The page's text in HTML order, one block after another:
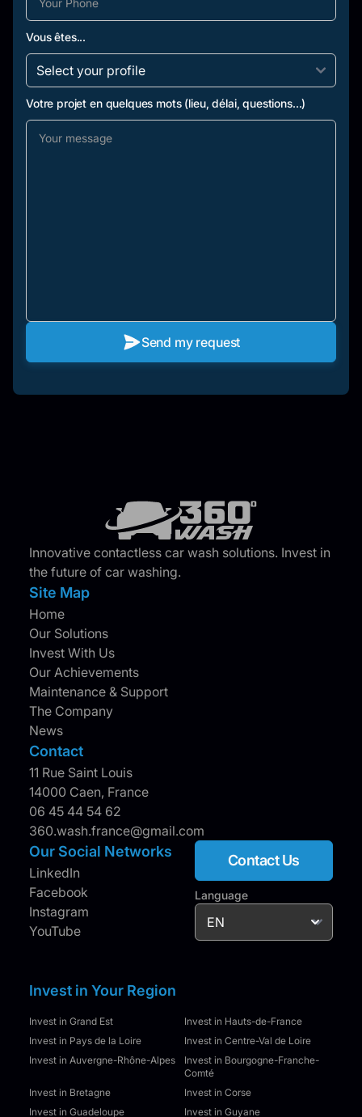
Vous êtes...
Votre projet en quelques mots (lieu, délai, questions...)
Send my request
Innovative contactless car wash solutions. Invest in
the future of car washing.
Site Map
Home
Our Solutions
Invest With Us
Our Achievements
Maintenance & Support
The Company
News
Contact
11 Rue Saint Louis
14000 Caen, France
06 45 44 54 62
360.wash.france@gmail.com
Our Social Networks
LinkedIn
Facebook
Instagram
YouTube
Contact Us
Language
Invest in Your Region
Invest in Grand Est
Invest in Hauts-de-France
Invest in Pays de la Loire
Invest in Centre-Val de Loire
Invest in Auvergne-Rhône-Alpes
Invest in Bourgogne-Franche-
Comté
Invest in Bretagne
Invest in Corse
Invest in Guadeloupe
Invest in Guyane